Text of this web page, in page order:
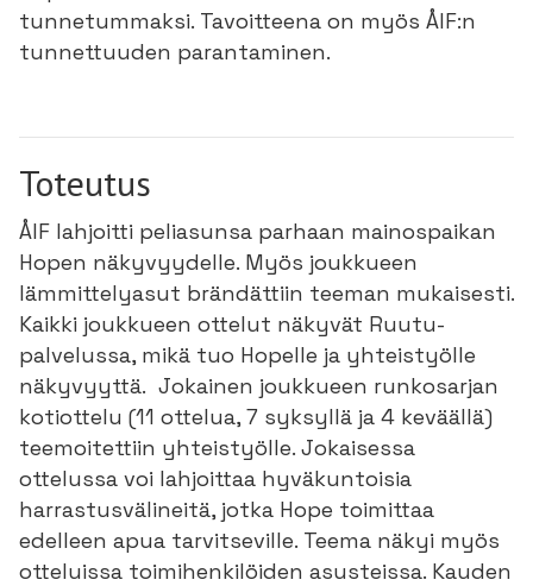
tunnetummaksi. Tavoitteena on myös ÅIF:n
tunnettuuden parantaminen.
Toteutus
ÅIF lahjoitti peliasunsa parhaan mainospaikan
Hopen näkyvyydelle. Myös joukkueen
lämmittelyasut brändättiin teeman mukaisesti.
Kaikki joukkueen ottelut näkyvät Ruutu-
palvelussa, mikä tuo Hopelle ja yhteistyölle
näkyvyyttä. Jokainen joukkueen runkosarjan
kotiottelu (11 ottelua, 7 syksyllä ja 4 keväällä)
teemoitettiin yhteistyölle. Jokaisessa
ottelussa voi lahjoittaa hyväkuntoisia
harrastusvälineitä, jotka Hope toimittaa
edelleen apua tarvitseville. Teema näkyi myös
otteluissa toimihenkilöiden asusteissa. Kauden